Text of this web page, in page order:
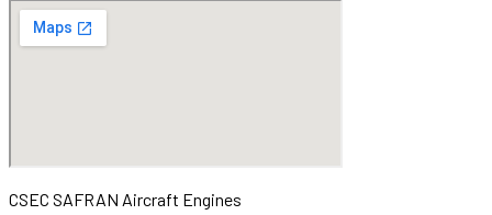
CSEC SAFRAN Aircraft Engines